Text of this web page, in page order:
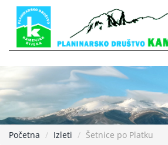
Početna Izleti Šetnice po Platku